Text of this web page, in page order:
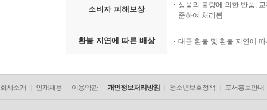
소비자 피해보상
상품의 불량에 의한 반품,
준하여 처리됨
환불 지연에 따른 배상 대금 환불 및 환불 지연에
회사소개 인재채용 이용약관 개인정보처리방침 청소년보호정책 도서홍보안내